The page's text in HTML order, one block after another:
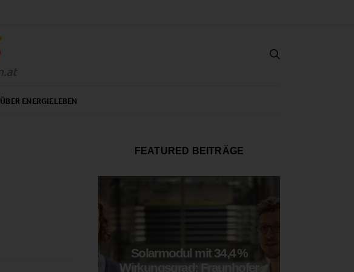
ÜBER ENERGIELEBEN
FEATURED BEITRÄGE
Solarmodul mit 34,4 %
Wirkungsgrad: Fraunhofer